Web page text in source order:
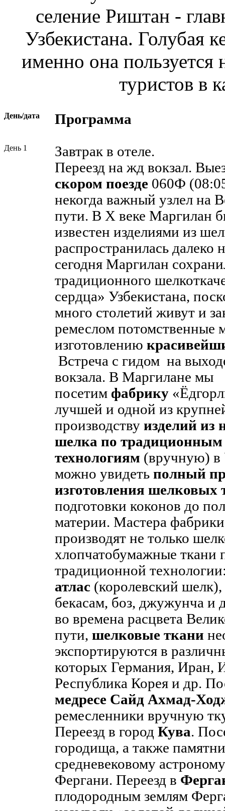
селение Риштан -
Узбекистана. Голубая
именно она
туристов в
День/дата Программа
День 1
Завтрак в отеле.
Переезд на жд вокзал.
скором поезде 060Ф
некогда важный узлел на
пути. В X веке Маргилан
известен изделиями из
распространилась далеко
сегодня Маргилан
традиционного
сердца» Узбекистана,
много столетий живут и
ремеслом потомственные
изготовлению
Встреча с гидом на
вокзала. В Маргилане мы
посетим фабрику
лучшей и одной из
производству изделий из
шелка по традиционным
технологиям (вручную) в
можно увидеть полный
изготовления шелковых
подготовки коконов до
материи. Мастера
производят не только
хлопчатобумажные ткани
традиционной
атлас (королевский
бекасам, боз, джужунча и
во времена расцвета
пути, шелковые ткани
экспортируются в
которых Германия, Иран,
Республика Корея и др.
медресе Сайд Ахмад-
ремесленники вручную
Переезд в город Кува.
городища, а также
средневековому
Фергани. Переезд в
плодородным землям